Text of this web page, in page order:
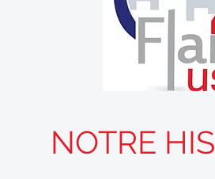
NOTRE